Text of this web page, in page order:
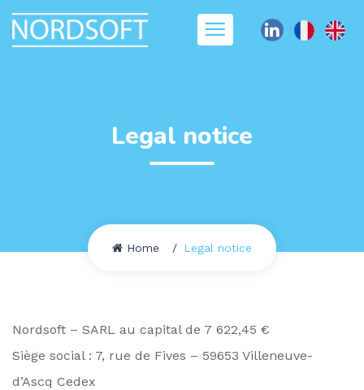
Legal notice
Home Legal notice
Nordsoft – SARL au capital de 7 622,45 €
Siège social : 7, rue de Fives – 59653 Villeneuve-
d’Ascq Cedex